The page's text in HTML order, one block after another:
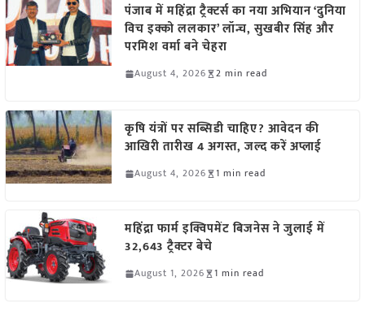
पंजाब में महिंद्रा ट्रैक्टर्स का नया अभियान ‘दुनिया
विच इक्को ललकार’ लॉन्च, सुखबीर सिंह और
परमिश वर्मा बने चेहरा
August 4, 2026 2 min read
कृषि यंत्रों पर सब्सिडी चाहिए? आवेदन की
आखिरी तारीख 4 अगस्त, जल्द करें अप्लाई
August 4, 2026 1 min read
महिंद्रा फार्म इक्विपमेंट बिजनेस ने जुलाई में
32,643 ट्रैक्टर बेचे
August 1, 2026 1 min read